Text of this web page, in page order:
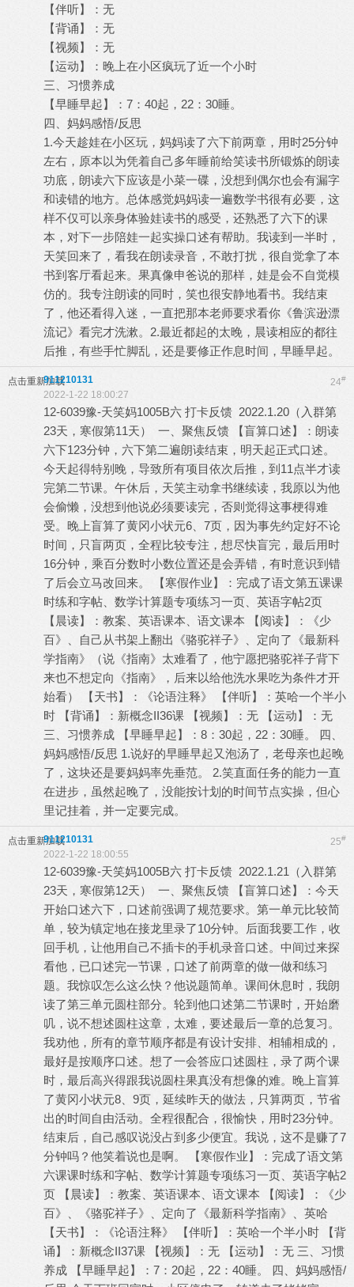
【伴听】：无
【背诵】：无
【视频】：无
【运动】：晚上在小区疯玩了近一个小时
三、习惯养成
【早睡早起】：7：40起，22：30睡。
四、妈妈感悟/反思
1.今天趁娃在小区玩，妈妈读了六下前两章，用时25分钟
左右，原本以为凭着自己多年睡前给笑读书所锻炼的朗读
功底，朗读六下应该是小菜一碟，没想到偶尔也会有漏字
和读错的地方。总体感觉妈妈读一遍数学书很有必要，这
样不仅可以亲身体验娃读书的感受，还熟悉了六下的课
本，对下一步陪娃一起实操口述有帮助。我读到一半时，
天笑回来了，看我在朗读录音，不敢打扰，很自觉拿了本
书到客厅看起来。果真像申爸说的那样，娃是会不自觉模
仿的。我专注朗读的同时，笑也很安静地看书。我结束
了，他还看得入迷，一直把那本老师要求看你《鲁滨逊漂
流记》看完才洗漱。2.最近都起的太晚，晨读相应的都往
后推，有些手忙脚乱，还是要修正作息时间，早睡早起。
点击重新加载 24#
911210131
2022-1-22 18:00:27
12-6039豫-天笑妈1005B六 打卡反馈 2022.1.20（入群第
23天，寒假第11天） 一、聚焦反馈 【盲算口述】：朗读
六下123分钟，六下第二遍朗读结束，明天起正式口述。
今天起得特别晚，导致所有项目依次后推，到11点半才读
完第二节课。午休后，天笑主动拿书继续读，我原以为他
会偷懒，没想到他说必须要读完，否则觉得这事梗得难
受。晚上盲算了黄冈小状元6、7页，因为事先约定好不论
时间，只盲两页，全程比较专注，想尽快盲完，最后用时
16分钟，乘百分数时小数位置还是会弄错，有时意识到错
了后会立马改回来。 【寒假作业】：完成了语文第五课课
时练和字帖、数学计算题专项练习一页、英语字帖2页
【晨读】：教案、英语课本、语文课本 【阅读】：《少
百》、自己从书架上翻出《骆驼祥子》、定向了《最新科
学指南》（说《指南》太难看了，他宁愿把骆驼祥子背下
来也不想定向《指南》，后来以给他洗水果吃为条件才开
始看） 【天书】：《论语注释》 【伴听】：英哈一个半小
时 【背诵】：新概念II36课 【视频】：无 【运动】：无
三、习惯养成 【早睡早起】：8：30起，22：30睡。 四、
妈妈感悟/反思 1.说好的早睡早起又泡汤了，老母亲也起晚
了，这块还是要妈妈率先垂范。 2.笑直面任务的能力一直
在进步，虽然起晚了，没能按计划的时间节点实操，但心
里记挂着，并一定要完成。
点击重新加载 25#
911210131
2022-1-22 18:00:55
12-6039豫-天笑妈1005B六 打卡反馈 2022.1.21（入群第
23天，寒假第12天） 一、聚焦反馈 【盲算口述】：今天
开始口述六下，口述前强调了规范要求。第一单元比较简
单，较为镇定地在接龙里录了10分钟。后面我要工作，收
回手机，让他用自己不插卡的手机录音口述。中间过来探
看他，已口述完一节课，口述了前两章的做一做和练习
题。我惊叹怎么这么快？他说题简单。课间休息时，我朗
读了第三单元圆柱部分。轮到他口述第二节课时，开始磨
叽，说不想述圆柱这章，太难，要述最后一章的总复习。
我劝他，所有的章节顺序都是有设计安排、相辅相成的，
最好是按顺序口述。想了一会答应口述圆柱，录了两个课
时，最后高兴得跟我说圆柱果真没有想像的难。晚上盲算
了黄冈小状元8、9页，延续昨天的做法，只算两页，节省
出的时间自由活动。全程很配合，很愉快，用时23分钟。
结束后，自己感叹说没占到多少便宜。我说，这不是赚了7
分钟吗？他笑着说也是啊。 【寒假作业】：完成了语文第
六课课时练和字帖、数学计算题专项练习一页、英语字帖2
页 【晨读】：教案、英语课本、语文课本 【阅读】：《少
百》、《骆驼祥子》、定向了《最新科学指南》、英哈
【天书】：《论语注释》 【伴听】：英哈一个半小时 【背
诵】：新概念II37课 【视频】：无 【运动】：无 三、习惯
养成 【早睡早起】：7：20起，22：40睡。 四、妈妈感悟/